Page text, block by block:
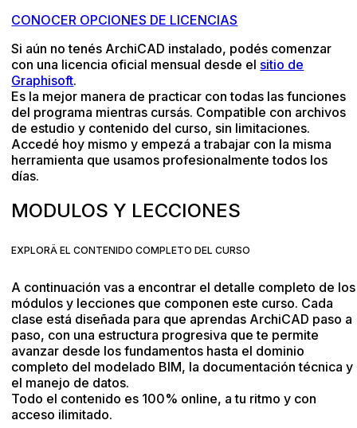
CONOCER OPCIONES DE LICENCIAS
Si aún no tenés ArchiCAD instalado, podés comenzar
con una licencia oficial mensual desde el sitio de
Graphisoft.
Es la mejor manera de practicar con todas las funciones
del programa mientras cursás. Compatible con archivos
de estudio y contenido del curso, sin limitaciones.
Accedé hoy mismo y empezá a trabajar con la misma
herramienta que usamos profesionalmente todos los
días.
MODULOS Y LECCIONES
EXPLORÄ EL CONTENIDO COMPLETO DEL CURSO
A continuación vas a encontrar el detalle completo de los
módulos y lecciones que componen este curso. Cada
clase está diseñada para que aprendas ArchiCAD paso a
paso, con una estructura progresiva que te permite
avanzar desde los fundamentos hasta el dominio
completo del modelado BIM, la documentación técnica y
el manejo de datos.
Todo el contenido es 100% online, a tu ritmo y con
acceso ilimitado.